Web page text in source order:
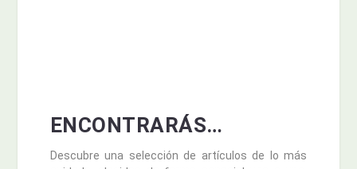
ENCONTRARÁS…
Descubre una selección de artículos de lo más